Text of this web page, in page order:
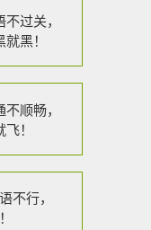
过关，
黑！
顺畅，
！
不行，